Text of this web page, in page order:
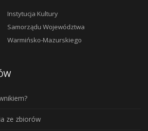
Instytucja Kultury
Samorządu Województwa
Warmińsko-Mazurskiego
ze zbiorów